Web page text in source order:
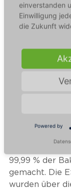
Einmal in der
installiert,
Hilfe von UV-
und Bakterien
Strahlung aus
99,99 % der
gemacht. Die
wurden über
einverstanden
Einwilligung
die Zukunft
Powered by